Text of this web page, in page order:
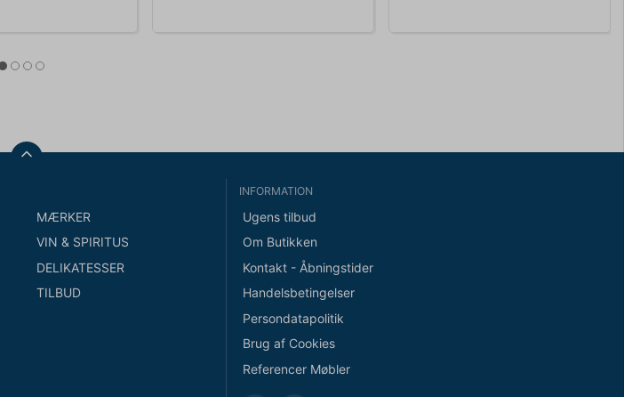
MÆRKER
VIN & SPIRITUS
DELIKATESSER
TILBUD
INFORMATION
Ugens tilbud
Om Butikken
Kontakt - Åbningstider
Handelsbetingelser
Persondatapolitik
Brug af Cookies
Referencer Møbler